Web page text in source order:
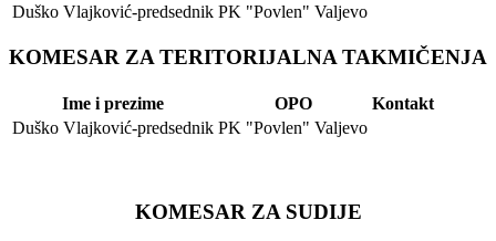
Duško Vlajković-predsednik PK "Povlen" Valjevo
KOMESAR ZA TERITORIJALNA TAKMIČENJA
Ime i prezime OPO
Kontakt
Duško Vlajković-predsednik PK "Povlen" Valjevo
KOMESAR ZA SUDIJE